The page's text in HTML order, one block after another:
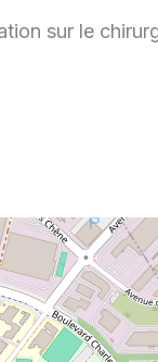
sur le